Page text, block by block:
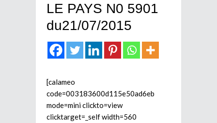
LE PAYS N0 5901
du21/07/2015
[calameo
code=003183600d115e50ad6eb
mode=mini clickto=view
clicktarget=_self width=560